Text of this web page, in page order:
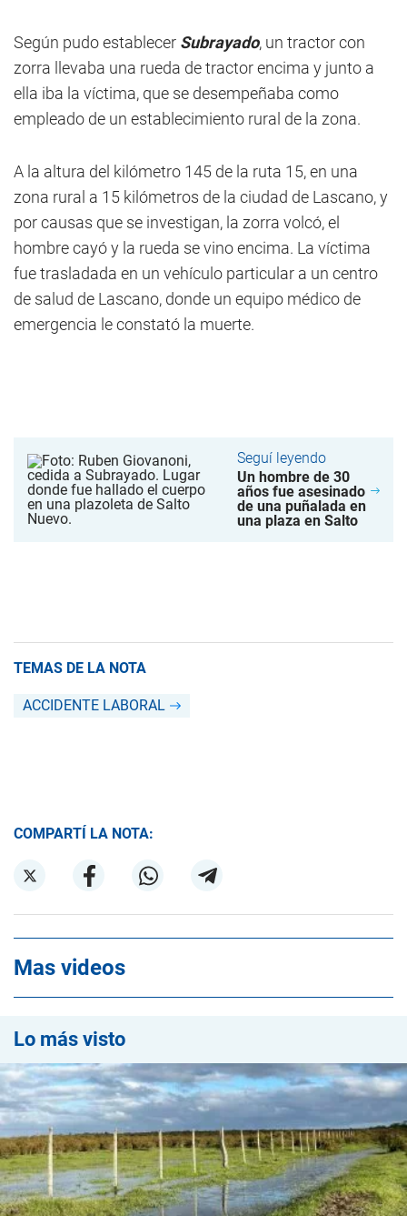
Según pudo establecer Subrayado, un tractor con
zorra llevaba una rueda de tractor encima y junto a
ella iba la víctima, que se desempeñaba como
empleado de un establecimiento rural de la zona.
A la altura del kilómetro 145 de la ruta 15, en una
zona rural a 15 kilómetros de la ciudad de Lascano, y
por causas que se investigan, la zorra volcó, el
hombre cayó y la rueda se vino encima. La víctima
fue trasladada en un vehículo particular a un centro
de salud de Lascano, donde un equipo médico de
emergencia le constató la muerte.
Seguí leyendo
Un hombre de 30
años fue asesinado
de una puñalada en
una plaza en Salto
TEMAS DE LA NOTA
ACCIDENTE LABORAL
COMPARTÍ LA NOTA:
Mas videos
Lo más visto